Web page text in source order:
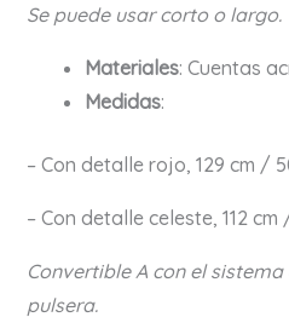
Se puede usar corto o largo.
Materiales: Cuentas
Medidas:
– Con detalle rojo, 129 cm /
– Con detalle celeste, 112 cm
Convertible A con el
pulsera.